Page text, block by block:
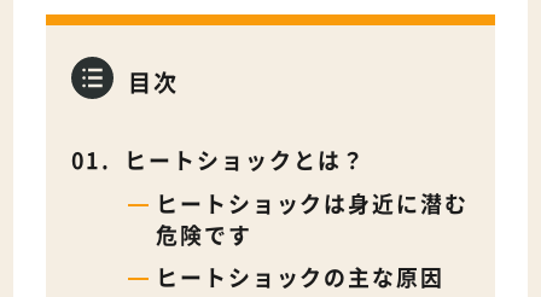
目次
ヒートショックとは？
ヒートショックは身近に潜む
危険です
ヒートショックの主な原因